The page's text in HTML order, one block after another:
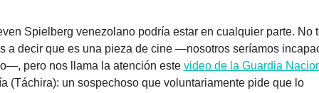
Spielberg venezolano podría estar en cualquier parte. No
a decir que es una pieza de cine —nosotros seríamos
pero nos llama la atención este video de la Guardia
(Táchira): un sospechoso que voluntariamente pide que lo